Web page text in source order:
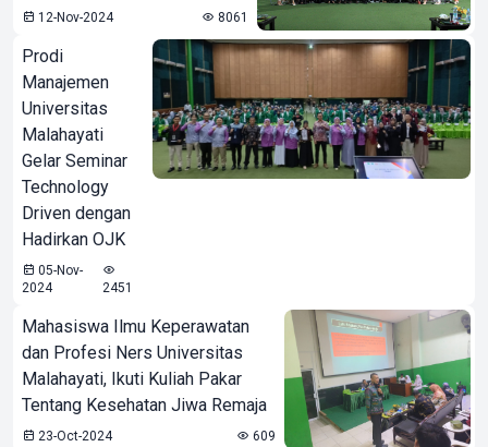
12-Nov-2024 8061
Prodi
Manajemen
Universitas
Malahayati
Gelar Seminar
Technology
Driven dengan
Hadirkan OJK
05-Nov-
2024
2451
Mahasiswa Ilmu Keperawatan
dan Profesi Ners Universitas
Malahayati, Ikuti Kuliah Pakar
Tentang Kesehatan Jiwa Remaja
23-Oct-2024 609